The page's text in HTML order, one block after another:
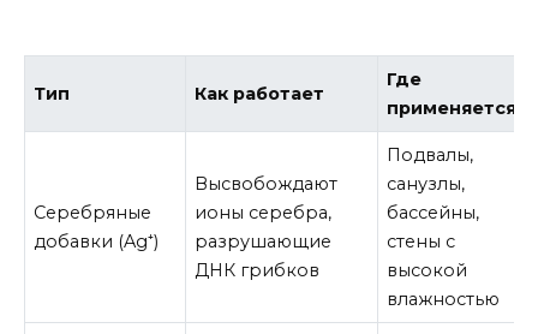
Тип Как работает
Где
применяется
Серебряные
добавки (Ag⁺)
Высвобождают
ионы серебра,
разрушающие
ДНК грибков
Подвалы,
санузлы,
бассейны,
стены с
высокой
влажностью